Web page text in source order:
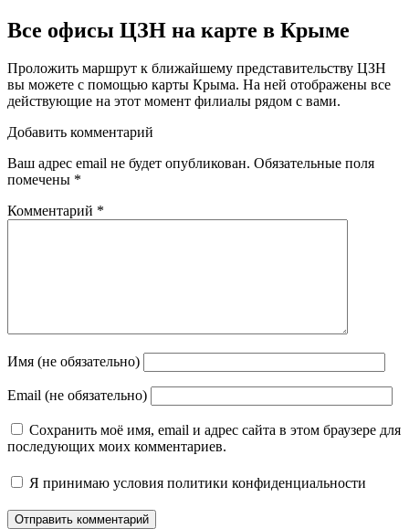
Все офисы ЦЗН на карте в Крыме
Проложить маршрут к ближайшему представительству ЦЗН
вы можете с помощью карты Крыма. На ней отображены все
действующие на этот момент филиалы рядом с вами.
Добавить комментарий
Ваш адрес email не будет опубликован. Обязательные поля
помечены *
Комментарий *
Имя (не обязательно)
Email (не обязательно)
Сохранить моё имя, email и адрес сайта в этом браузере для
последующих моих комментариев.
Я принимаю условия политики конфиденциальности